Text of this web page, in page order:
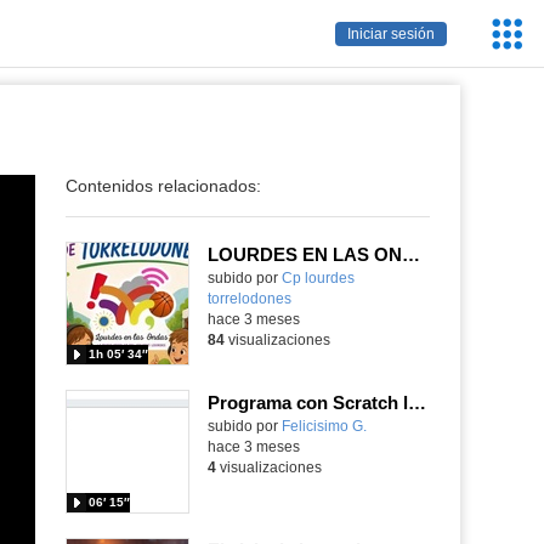
Iniciar sesión
Contenidos relacionados:
LOURDES EN LAS ONDAS EN LA FERIA DEL LIBRO!!
subido por Cp lourdes
torrelodones
1h 05′ 34″
-
hace 3 meses
84visualizaciones
Programa con Scratch la secuencia de una salida para una carrera de coches
Contenido educativo.
subido por Felicisimo G.
06′ 15″
hace 3 meses
4visualizaciones